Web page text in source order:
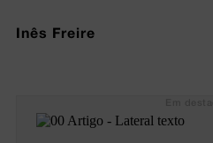
Inês Freire